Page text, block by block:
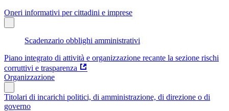
Oneri informativi per cittadini e imprese
Scadenzario obblighi amministrativi
Piano integrato di attività e organizzazione recante la sezione rischi
corruttivi e trasparenza
Organizzazione
Titolari di incarichi politici, di amministrazione, di direzione o di
governo